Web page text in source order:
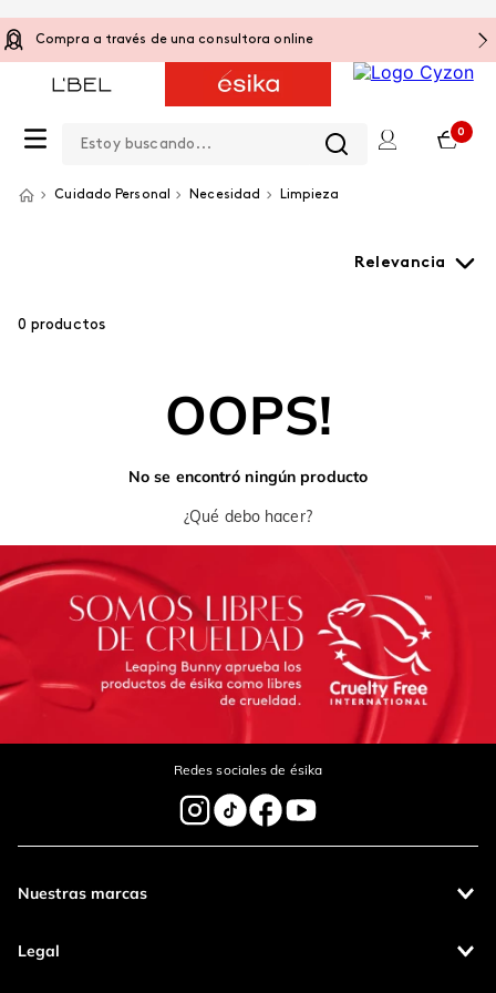
Compra a través de una consultora online
0
Cuidado Personal Necesidad Limpieza
Relevancia
0 productos
OOPS!
No se encontró ningún producto
¿Qué debo hacer?
Redes sociales de ésika
Nuestras marcas
Legal